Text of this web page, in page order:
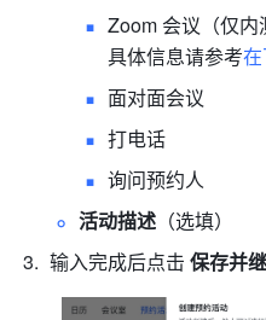
Zoom 会议（仅内
具体信息请参考
面对面会议
打电话
询问预约人
活动描述 （选填）
输入完成后点击 保存并